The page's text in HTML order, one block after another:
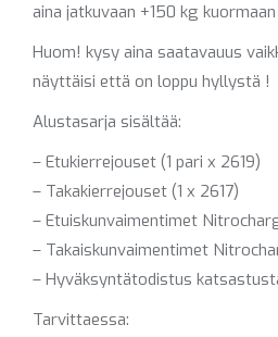
aina jatkuvaan +150 kg kuormaan
Huom! kysy aina saatavauus
näyttäisi että on loppu hyllystä !
Alustasarja sisältää:
– Etukierrejouset (1 pari x 2619)
– Takakierrejouset (1 x 2617)
– Etuiskunvaimentimet
– Takaiskunvaimentimet
– Hyväksyntätodistus
Tarvittaessa: